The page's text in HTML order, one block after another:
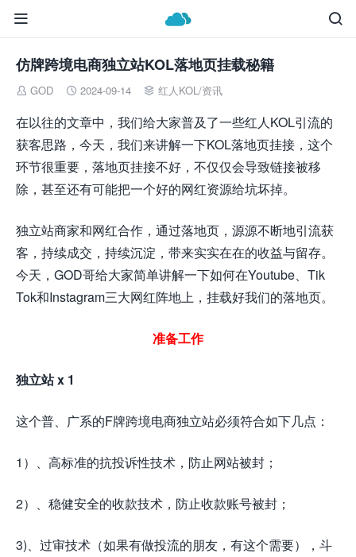


仿牌跨境电商独立站KOL落地页挂载秘籍
 GOD  2024-09-14  红人KOL/资讯
在以往的文章中，我们给大家普及了一些红人KOL引流的
获客思路，今天，我们来讲解一下KOL落地页挂接，这个
环节很重要，落地页挂接不好，不仅仅会导致链接被移
除，甚至还有可能把一个好的网红资源给坑坏掉。
独立站商家和网红合作，通过落地页，源源不断地引流获
客，持续成交，持续沉淀，带来实实在在的收益与留存。
今天，GOD哥给大家简单讲解一下如何在Youtube、Tik
Tok和Instagram三大网红阵地上，挂载好我们的落地页。
准备工作
独立站 x 1
这个普、广系的F牌跨境电商独立站必须符合如下几点：
1）、高标准的抗投诉性技术，防止网站被封；
2）、稳健安全的收款技术，防止收款账号被封；
3)、过审技术（如果有做投流的朋友，有这个需要），斗